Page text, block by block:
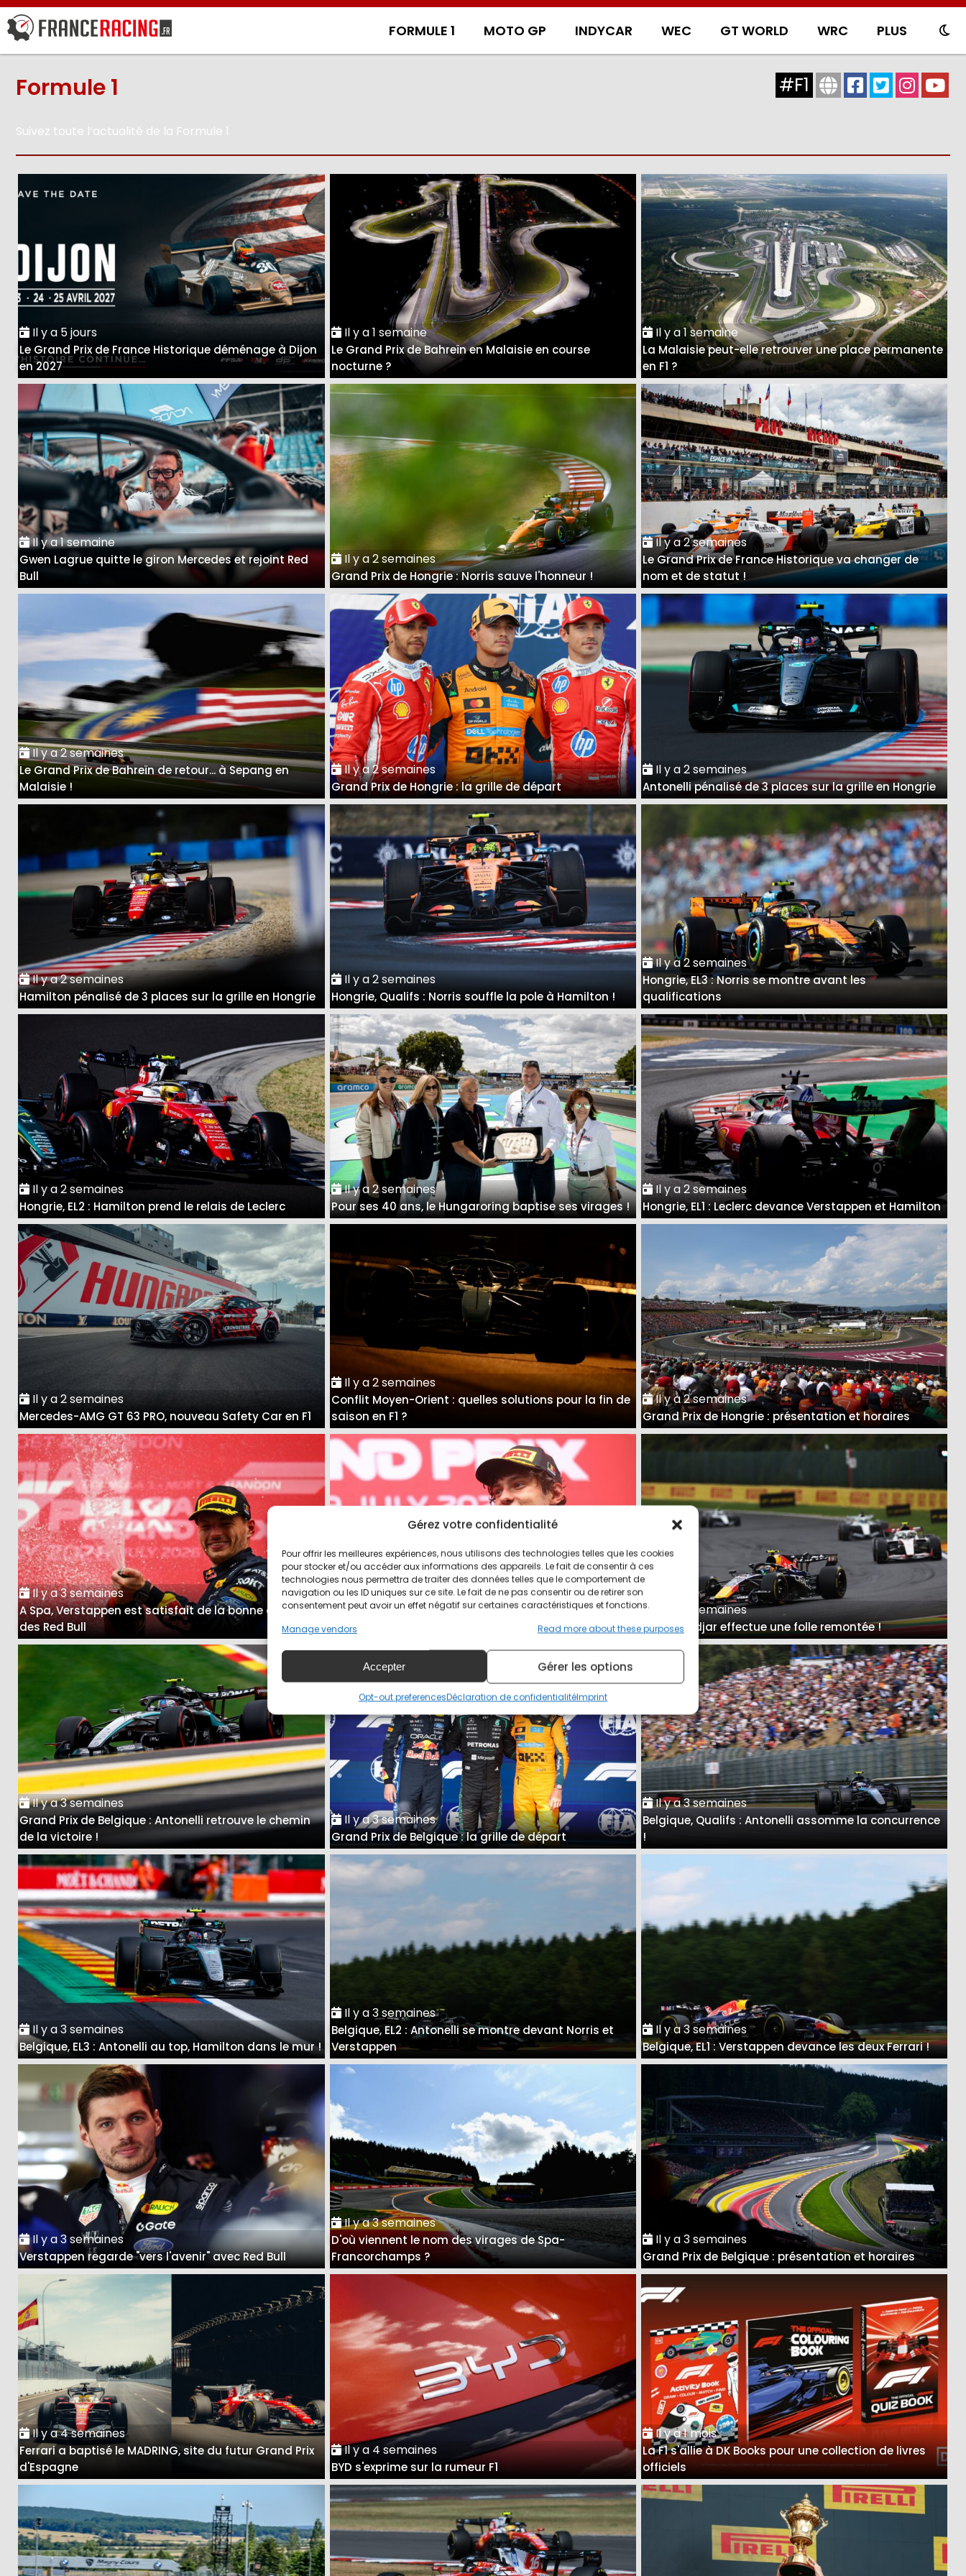
Gérez votre confidentialité
Pour offrir les meilleures expériences, nous utilisons des technologies telles que les cookies
pour stocker et/ou accéder aux informations des appareils. Le fait de consentir à ces
technologies nous permettra de traiter des données telles que le comportement de
navigation ou les ID uniques sur ce site. Le fait de ne pas consentir ou de retirer son
consentement peut avoir un effet négatif sur certaines caractéristiques et fonctions.
Manage vendors
Read more about these purposes
Accepter Gérer les options
Opt-out preferencesDéclaration de confidentialitéImprint
FORMULE 1 MOTO GP INDYCAR WEC GT WORLD WRC PLUS
#F1
Formule 1
Suivez toute l’actualité de la Formule 1
Il y a 5 jours
Le Grand Prix de France Historique déménage à Dijon
en 2027
Il y a 1 semaine
Le Grand Prix de Bahreïn en Malaisie en course
nocturne ?
Il y a 1 semaine
La Malaisie peut-elle retrouver une place permanente
en F1 ?
Il y a 1 semaine
Gwen Lagrue quitte le giron Mercedes et rejoint Red
Bull
Il y a 2 semaines
Grand Prix de Hongrie : Norris sauve l'honneur !
Il y a 2 semaines
Le Grand Prix de France Historique va changer de
nom et de statut !
Il y a 2 semaines
Le Grand Prix de Bahreïn de retour... à Sepang en
Malaisie !
Il y a 2 semaines
Grand Prix de Hongrie : la grille de départ
Il y a 2 semaines
Antonelli pénalisé de 3 places sur la grille en Hongrie
Il y a 2 semaines
Hamilton pénalisé de 3 places sur la grille en Hongrie
Il y a 2 semaines
Hongrie, Qualifs : Norris souffle la pole à Hamilton !
Il y a 2 semaines
Hongrie, EL3 : Norris se montre avant les
qualifications
Il y a 2 semaines
Hongrie, EL2 : Hamilton prend le relais de Leclerc
Il y a 2 semaines
Pour ses 40 ans, le Hungaroring baptise ses virages !
Il y a 2 semaines
Hongrie, EL1 : Leclerc devance Verstappen et Hamilton
Il y a 2 semaines
Mercedes-AMG GT 63 PRO, nouveau Safety Car en F1
Il y a 2 semaines
Conflit Moyen-Orient : quelles solutions pour la fin de
saison en F1 ?
Il y a 2 semaines
Grand Prix de Hongrie : présentation et horaires
Il y a 3 semaines
A Spa, Verstappen est satisfait de la bonne course
des Red Bull
Il y a 3 semaines
A Spa, Antonelli avait raison de se méfier de Ferrari
Il y a 3 semaines
A Spa, Hadjar effectue une folle remontée !
Il y a 3 semaines
Grand Prix de Belgique : Antonelli retrouve le chemin
de la victoire !
Il y a 3 semaines
Grand Prix de Belgique : la grille de départ
Il y a 3 semaines
Belgique, Qualifs : Antonelli assomme la concurrence
!
Il y a 3 semaines
Belgique, EL3 : Antonelli au top, Hamilton dans le mur !
Il y a 3 semaines
Belgique, EL2 : Antonelli se montre devant Norris et
Verstappen
Il y a 3 semaines
Belgique, EL1 : Verstappen devance les deux Ferrari !
Il y a 3 semaines
Verstappen regarde "vers l'avenir" avec Red Bull
Il y a 3 semaines
D'où viennent le nom des virages de Spa-
Francorchamps ?
Il y a 3 semaines
Grand Prix de Belgique : présentation et horaires
Il y a 4 semaines
Ferrari a baptisé le MADRING, site du futur Grand Prix
d'Espagne
Il y a 4 semaines
BYD s'exprime sur la rumeur F1
Il y a 1 mois
La F1 s'allie à DK Books pour une collection de livres
officiels